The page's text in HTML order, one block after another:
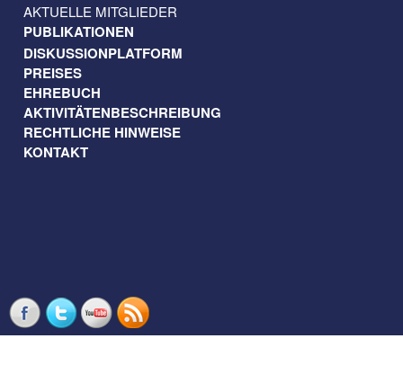
AKTUELLE MITGLIEDER
PUBLIKATIONEN
DISKUSSIONPLATFORM
PREISES
EHREBUCH
AKTIVITÄTENBESCHREIBUNG
RECHTLICHE HINWEISE
KONTAKT